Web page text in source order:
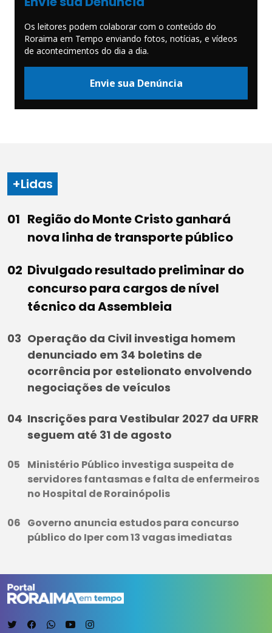
Os leitores podem colaborar com o conteúdo do
Roraima em Tempo enviando fotos, notícias, e vídeos
de acontecimentos do dia a dia.
Envie sua Denúncia
+Lidas
Região do Monte Cristo ganhará
nova linha de transporte público
Divulgado resultado preliminar do
concurso para cargos de nível
técnico da Assembleia
Operação da Civil investiga homem
denunciado em 34 boletins de
ocorrência por estelionato envolvendo
negociações de veículos
Inscrições para Vestibular 2027 da UFRR
seguem até 31 de agosto
Ministério Público investiga suspeita de
servidores fantasmas e falta de enfermeiros
no Hospital de Rorainópolis
Governo anuncia estudos para concurso
público do Iper com 13 vagas imediatas